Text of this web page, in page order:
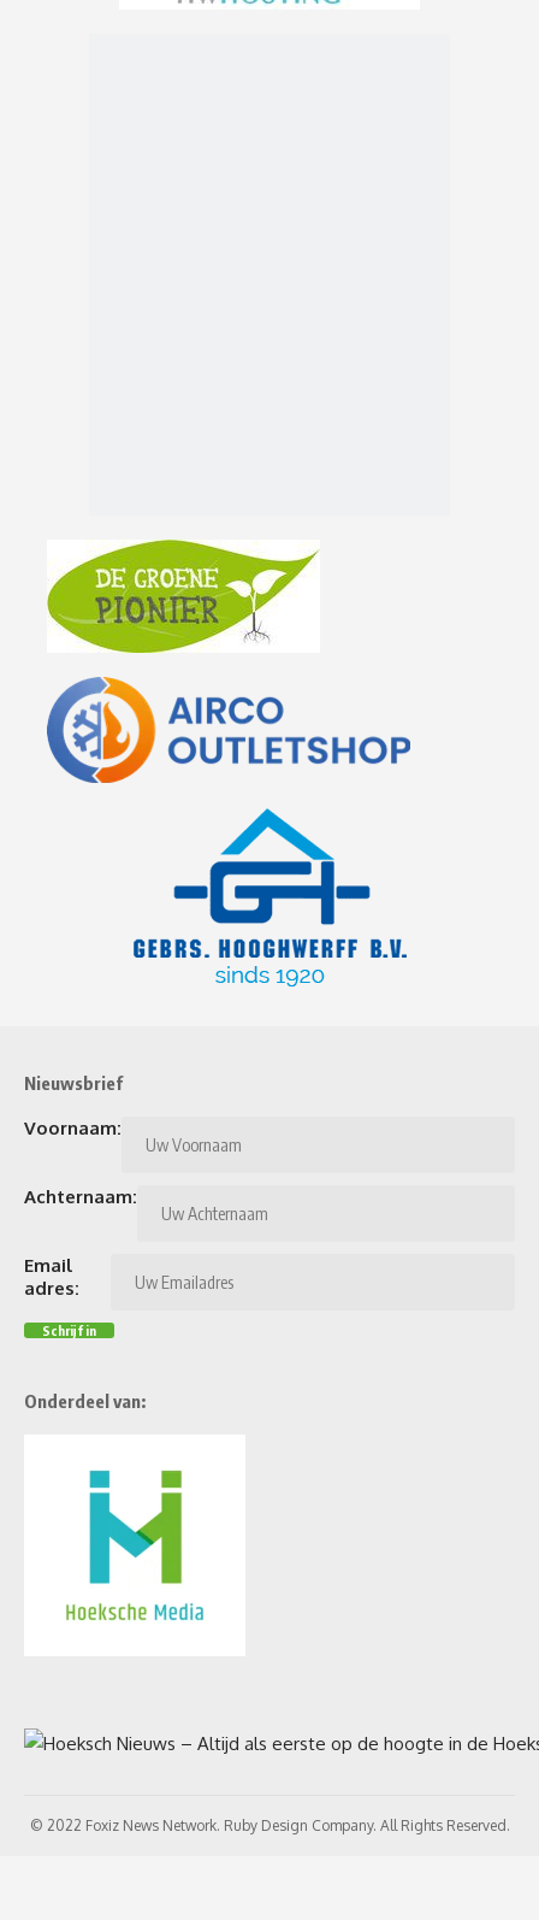
Nieuwsbrief
Voornaam:
Achternaam:
Email
adres:
Onderdeel van:
© 2022 Foxiz News Network. Ruby Design Company. All Rights Reserved.